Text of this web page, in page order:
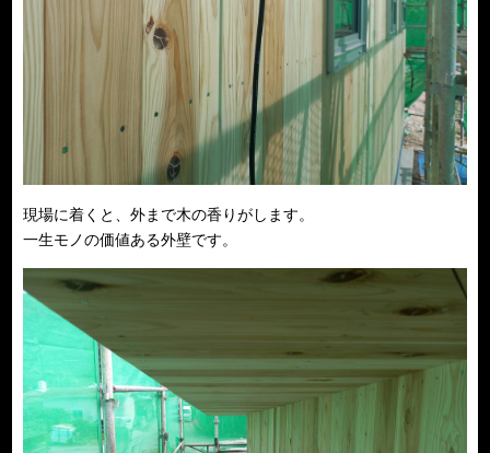
現場に着くと、外まで木の香りがします。
一生モノの価値ある外壁です。